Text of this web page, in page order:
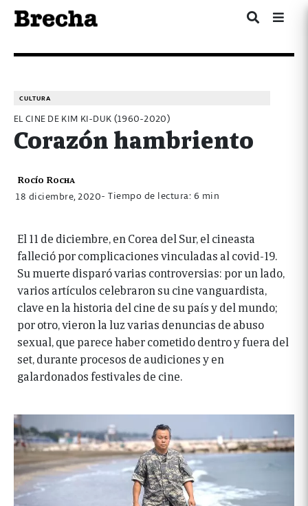
CULTURA
EL CINE DE KIM KI-DUK (1960-2020)
Corazón hambriento
Rocío Rocha
18 diciembre, 2020- Tiempo de lectura: 6 min
El 11 de diciembre, en Corea del Sur, el cineasta
falleció por complicaciones vinculadas al covid-19.
Su muerte disparó varias controversias: por un lado,
varios artículos celebraron su cine vanguardista,
clave en la historia del cine de su país y del mundo;
por otro, vieron la luz varias denuncias de abuso
sexual, que parece haber cometido dentro y fuera del
set, durante procesos de audiciones y en
galardonados festivales de cine.